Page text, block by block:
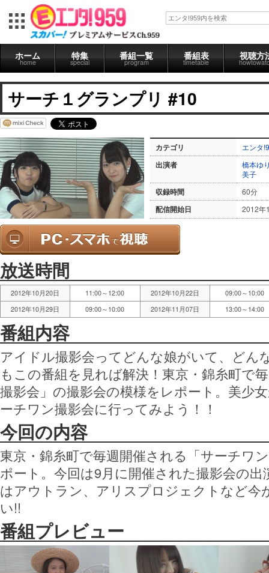
ホーム
home
特集
special
番組一覧
program
番組表
timetable
視聴方
サーチ１グランプリ #10
カテゴリ エンタ
出演者
橋本ゆ
美子
収録時間 60分
配信開始日 2012年
放送時間
2012年10月20日 11:00～12:00 2012年10月22日
09:00～10:00
2012年10月29日
09:00～10:00 2012年11月07日 13:00～14:00
番組内容
アイドル撮影会ってどんな娘がいて、どん
もこの番組を見れば解決！東京・錦糸町で
撮影会」の撮影会の模様をレポート。美少
ーチワン撮影会に行ってみよう！！
今回の内容
東京・錦糸町で毎週開催される「サーチワ
ポート。今回は9月に開催された撮影会の
はアウトラン、アリスプロジェクトなど今
い!!
番組プレビュー